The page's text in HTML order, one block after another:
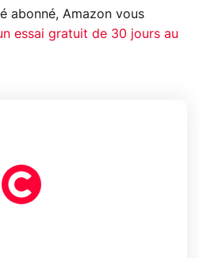
abonné, Amazon vous
essai gratuit de 30 jours au